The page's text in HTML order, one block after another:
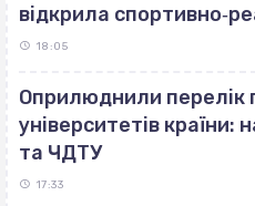
відкрила
18:05
Оприлюднили перелік
університетів країни:
та ЧДТУ
17:33